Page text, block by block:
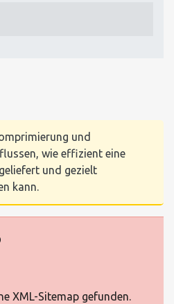
und
wie effizient eine
und gezielt
kann.
XML-Sitemap gefunden.